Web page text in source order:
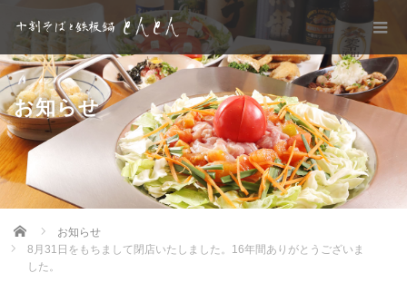
お知らせ
Home
お知らせ
8月31日をもちまして閉店いたしました。16年間ありがとうございま
した。